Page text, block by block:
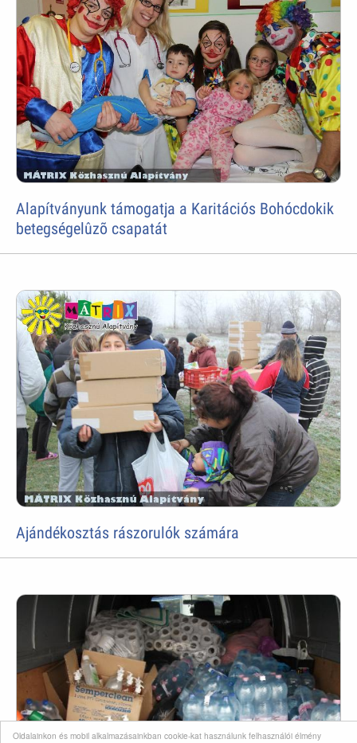
Oldalainkon és mobil alkalmazásainkban cookie-kat használunk felhasználói élmény
Alapítványunk támogatja a Karitációs Bohócdokik
betegségelûzõ csapatát
Ajándékosztás rászorulók számára